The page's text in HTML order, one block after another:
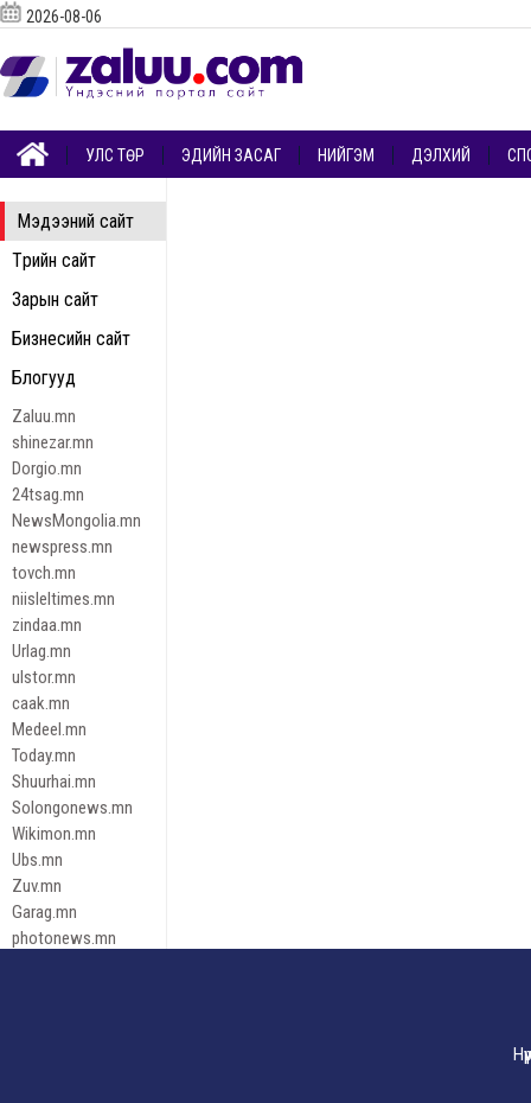
Мэдээний сайт
Төрийн сайт
Зарын сайт
Бизнесийн сайт
Блогууд
Zaluu.mn
shinezar.mn
Dorgio.mn
24tsag.mn
NewsMongolia.mn
newspress.mn
tovch.mn
niisleltimes.mn
zindaa.mn
Urlag.mn
ulstor.mn
caak.mn
Medeel.mn
Today.mn
Shuurhai.mn
Solongonews.mn
Wikimon.mn
Ubs.mn
Zuv.mn
Garag.mn
photonews.mn
2026-08-06
УЛС ТӨР ЭДИЙН ЗАСАГ НИЙГЭМ ДЭЛХИЙ